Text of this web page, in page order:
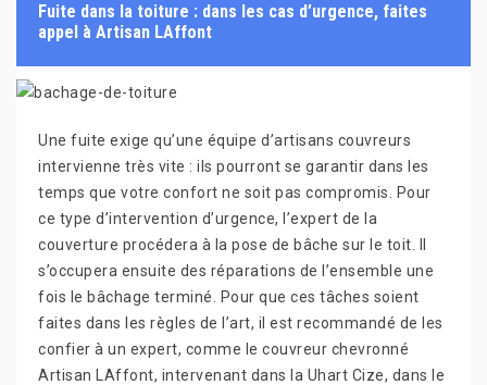
Fuite dans la toiture : dans les cas d’urgence, faites
appel à Artisan LAffont
Une fuite exige qu’une équipe d’artisans couvreurs
intervienne très vite : ils pourront se garantir dans les
temps que votre confort ne soit pas compromis. Pour
ce type d’intervention d’urgence, l’expert de la
couverture procédera à la pose de bâche sur le toit. Il
s’occupera ensuite des réparations de l’ensemble une
fois le bâchage terminé. Pour que ces tâches soient
faites dans les règles de l’art, il est recommandé de les
confier à un expert, comme le couvreur chevronné
Artisan LAffont, intervenant dans la Uhart Cize, dans le